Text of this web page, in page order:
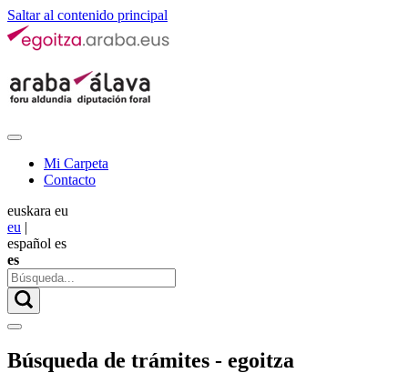
Saltar al contenido principal
Mi Carpeta
Contacto
euskara eu
eu |
español es
es
Búsqueda de trámites - egoitza